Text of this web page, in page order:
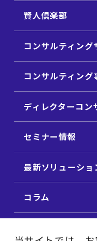
賢人倶楽部
コンサルティング
コンサルティング
ディレクターコン
セミナー情報
最新ソリューショ
コラム